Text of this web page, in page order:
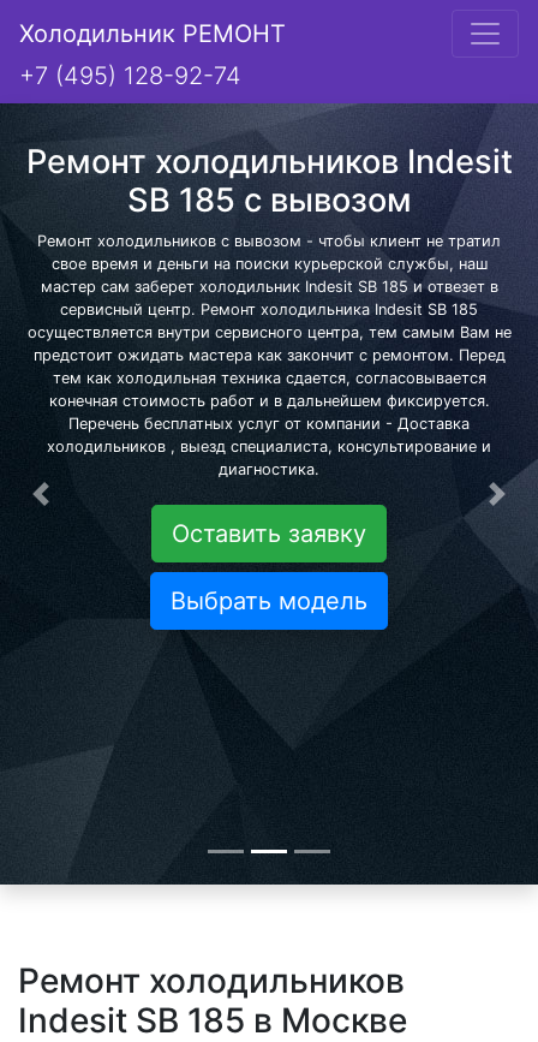
Холодильник РЕМОНТ
+7 (495) 128-92-74
Ремонт холодильников Indesit
SB 185 с вывозом
Ремонт холодильников с вывозом - чтобы клиент не тратил
свое время и деньги на поиски курьерской службы, наш
мастер сам заберет холодильник Indesit SB 185 и отвезет в
сервисный центр. Ремонт холодильника Indesit SB 185
осуществляется внутри сервисного центра, тем самым Вам не
предстоит ожидать мастера как закончит с ремонтом. Перед
тем как холодильная техника сдается, согласовывается
конечная стоимость работ и в дальнейшем фиксируется.
Перечень бесплатных услуг от компании - Доставка
холодильников , выезд специалиста, консультирование и
диагностика.
Оставить заявку
Выбрать модель
Предыдущая
Ремонт холодильников
Indesit SB 185 в Москве